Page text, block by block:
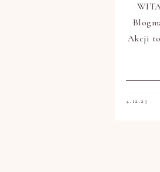
Akcji
4.12.23